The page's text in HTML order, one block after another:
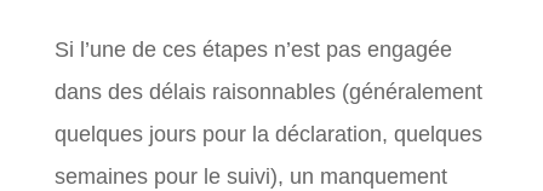
Si l’une de ces étapes n’est pas engagée
dans des délais raisonnables (généralement
quelques jours pour la déclaration, quelques
semaines pour le suivi), un manquement